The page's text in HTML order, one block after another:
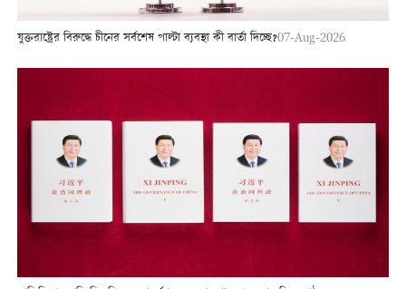
যুক্তরাষ্ট্রের বিরুদ্ধে চীনের সর্বশেষ পাল্টা ব্যবস্থা কী বার্তা দিচ্ছে?07-Aug-2026